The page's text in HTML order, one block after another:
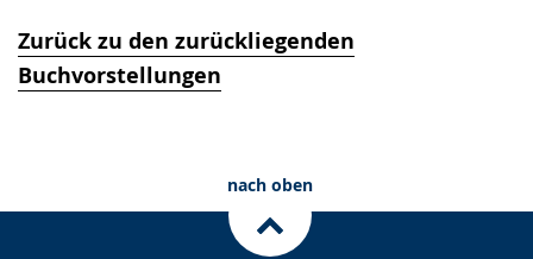
Zurück zu den zurückliegenden
Buchvorstellungen
nach oben